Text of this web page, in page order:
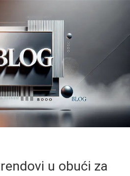
u obući za